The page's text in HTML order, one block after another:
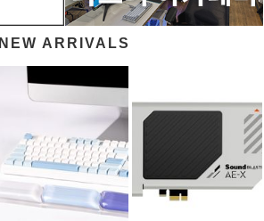
NEW ARRIVALS